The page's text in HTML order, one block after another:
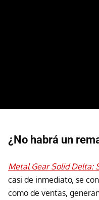
¿No habrá un
Metal Gear Solid Delta:
casi de inmediato, se
como de ventas,